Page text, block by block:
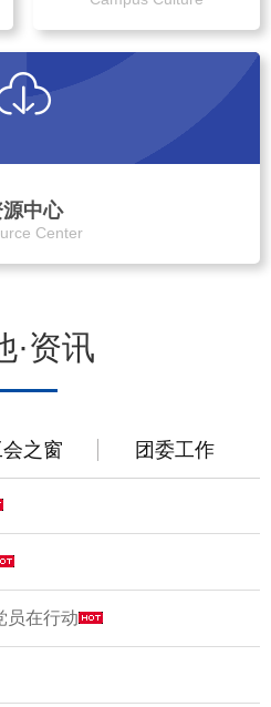
源中心
Center
·资讯
之窗 团委工作
员在行动